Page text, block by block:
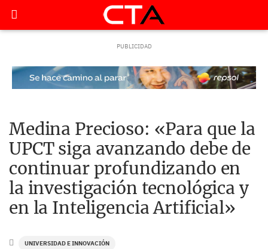
Medina Precioso: «Para que la
UPCT siga avanzando debe de
continuar profundizando en
la investigación tecnológica y
en la Inteligencia Artificial»
UNIVERSIDAD E INNOVACIÓN